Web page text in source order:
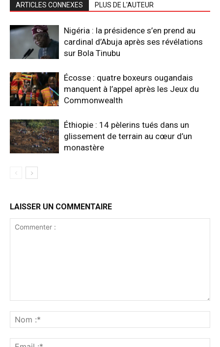
ARTICLES CONNEXES PLUS DE L'AUTEUR
Nigéria : la présidence s’en prend au
cardinal d’Abuja après ses révélations
sur Bola Tinubu
Écosse : quatre boxeurs ougandais
manquent à l’appel après les Jeux du
Commonwealth
Éthiopie : 14 pèlerins tués dans un
glissement de terrain au cœur d’un
monastère
LAISSER UN COMMENTAIRE